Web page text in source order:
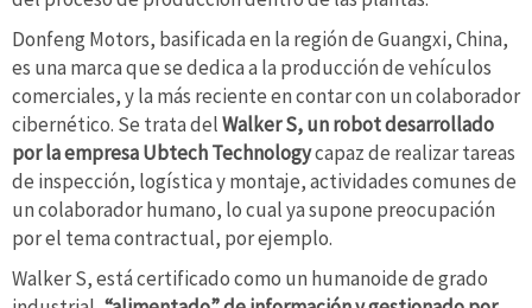
Donfeng Motors, basificada en la región de Guangxi, China,
es una marca que se dedica a la producción de vehículos
comerciales, y la más reciente en contar con un colaborador
cibernético. Se trata delWalker S, un robot desarrollado
por la empresa Ubtech Technologycapaz de realizar tareas
de inspección, logística y montaje, actividades comunes de
un colaborador humano, lo cual ya supone preocupación
por el tema contractual, por ejemplo.
Walker S, está certificado como un humanoide de grado